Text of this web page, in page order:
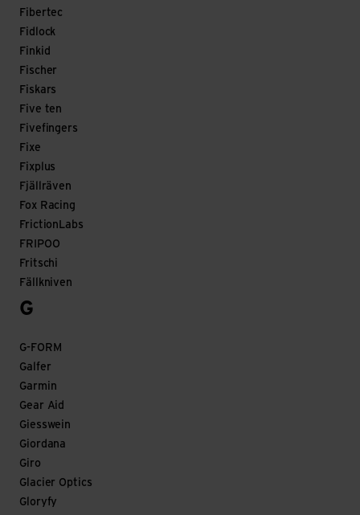
Fibertec
Fidlock
Finkid
Fischer
Fiskars
Five ten
Fivefingers
Fixe
Fixplus
Fjällräven
Fox Racing
FrictionLabs
FRIPOO
Fritschi
Fällkniven
G
G-FORM
Galfer
Garmin
Gear Aid
Giesswein
Giordana
Giro
Glacier Optics
Gloryfy